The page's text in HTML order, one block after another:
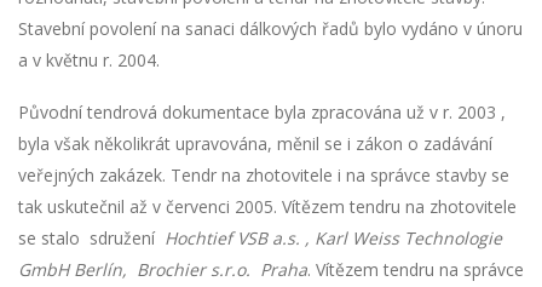
Stavební povolení na sanaci dálkových řadů bylo vydáno v únoru
a v květnu r. 2004.
Původní tendrová dokumentace byla zpracována už v r. 2003 ,
byla však několikrát upravována, měnil se i zákon o zadávání
veřejných zakázek. Tendr na zhotovitele i na správce stavby se
tak uskutečnil až v červenci 2005. Vítězem tendru na zhotovitele
se stalo sdružení Hochtief VSB a.s. , Karl Weiss Technologie
GmbH Berlín, Brochier s.r.o. Praha. Vítězem tendru na správce